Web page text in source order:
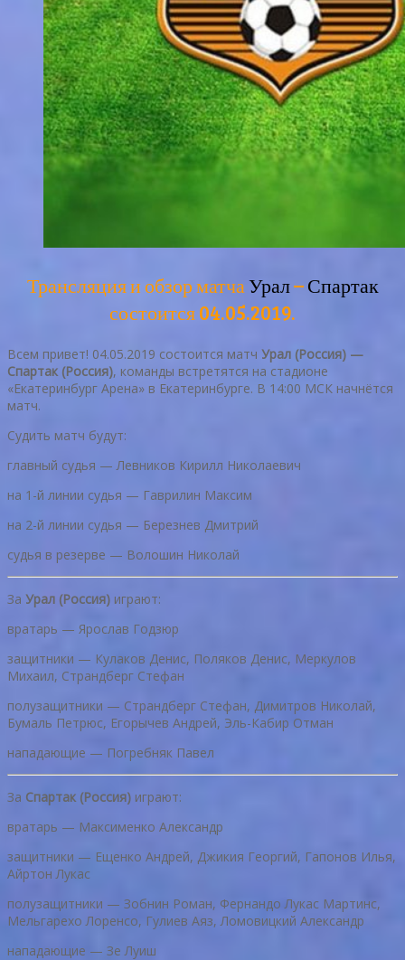
Трансляция и обзор матчаУрал–Спартак
состоится 04.05.2019.
Всем привет! 04.05.2019 состоится матч Урал (Россия) —
Спартак (Россия), команды встретятся на стадионе
«Екатеринбург Арена» в Екатеринбурге. В 14:00 МСК начнётся
матч.
Судить матч будут:
главный судья — Левников Кирилл Николаевич
на 1-й линии судья — Гаврилин Максим
на 2-й линии судья — Березнев Дмитрий
судья в резерве — Волошин Николай
За Урал (Россия) играют:
вратарь — Ярослав Годзюр
защитники — Кулаков Денис, Поляков Денис, Меркулов
Михаил, Страндберг Стефан
полузащитники — Страндберг Стефан, Димитров Николай,
Бумаль Петрюс, Егорычев Андрей, Эль-Кабир Отман
нападающие — Погребняк Павел
За Спартак (Россия) играют:
вратарь — Максименко Александр
защитники — Ещенко Андрей, Джикия Георгий, Гапонов Илья,
Айртон Лукас
полузащитники — Зобнин Роман, Фернандо Лукас Мартинс,
Мельгарехо Лоренсо, Гулиев Аяз, Ломовицкий Александр
нападающие — Зе Луиш